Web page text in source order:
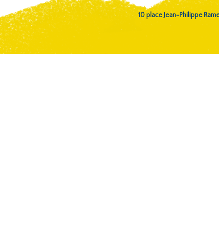
10 place Jean-Philippe